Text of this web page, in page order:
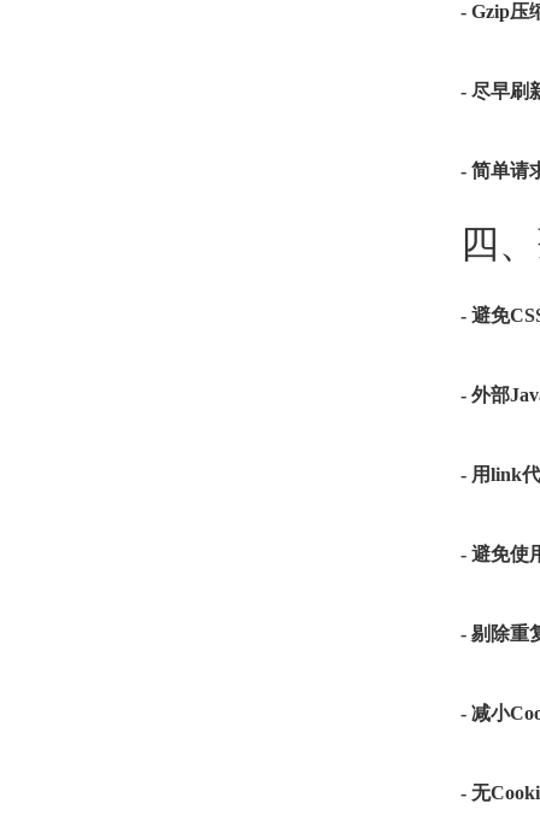
- Gzip压
- 尽早刷
- 简单请
四
- 避免
- 外部
- 用link
- 避免使
- 剔除重
- 减小
- 无